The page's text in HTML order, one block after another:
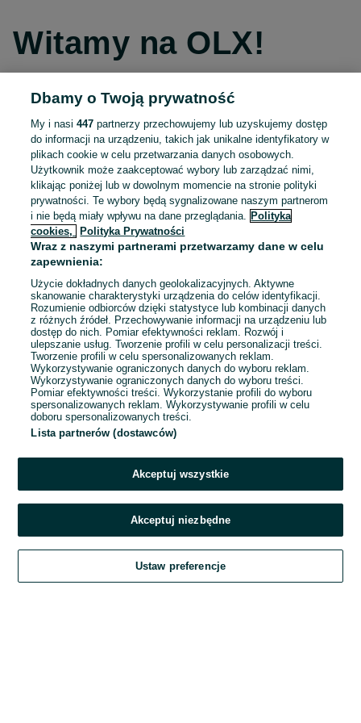
Witamy na OLX!
Kontynuuj przez Facebooka
Kontynuuj przez konto Apple
Kontynuuj przez konto Google
LUB
E-mail
Hasło
Zaloguj się
Kontynuując za pośrednictwem jednego z dostawców wskazanych powyżej,
OLX.pl w jego aktualnym brzmieniu.
Dbamy o Twoją prywatność
My i nasi447 partnerzy przechowujemy lub uzyskujemy dostęp
do informacji na urządzeniu, takich jak unikalne identyfikatory w
plikach cookie w celu przetwarzania danych osobowych.
Użytkownik może zaakceptować wybory lub zarządzać nimi,
klikając poniżej lub w dowolnym momencie na stronie polityki
prywatności. Te wybory będą sygnalizowane naszym partnerom
i nie będą miały wpływu na dane przeglądania.
Polityka
cookies,
Polityka Prywatności
Wraz z naszymi partnerami przetwarzamy dane w celu
zapewnienia:
Użycie dokładnych danych geolokalizacyjnych. Aktywne
skanowanie charakterystyki urządzenia do celów identyfikacji.
Rozumienie odbiorców dzięki statystyce lub kombinacji danych
z różnych źródeł. Przechowywanie informacji na urządzeniu lub
dostęp do nich. Pomiar efektywności reklam. Rozwój i
ulepszanie usług. Tworzenie profili w celu personalizacji treści.
Tworzenie profili w celu spersonalizowanych reklam.
Wykorzystywanie ograniczonych danych do wyboru reklam.
Wykorzystywanie ograniczonych danych do wyboru treści.
Pomiar efektywności treści. Wykorzystanie profili do wyboru
spersonalizowanych reklam. Wykorzystywanie profili w celu
doboru spersonalizowanych treści.
Lista partnerów (dostawców)
Akceptuj wszystkie
Akceptuj niezbędne
Ustaw preferencje